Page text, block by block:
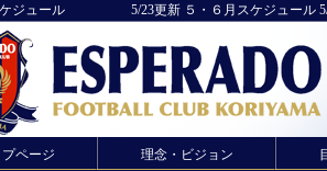
ケジュール 5/23更新 ５・６月スケジュール 5/
プページ 理念・ビジョン